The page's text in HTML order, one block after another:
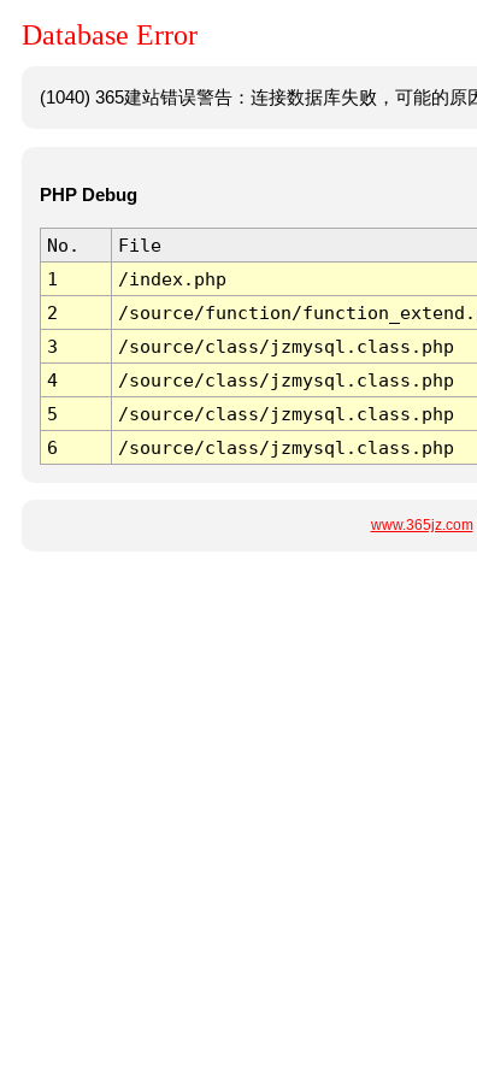
Database Error
(1040) 365建站错误警告：连接数据库失败，可能的原
PHP Debug
No. File
1
/index.php
2
/source/function/
3
/source/class/jzmysql.class.php
4
/source/class/jzmysql.class.php
5
/source/class/jzmysql.class.php
6
/source/class/jzmysql.class.php
www.365jz.com